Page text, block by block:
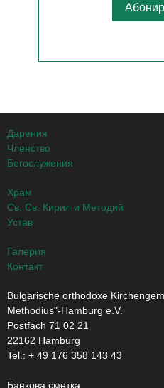
Дарения
Членство
Богослужения
Храм
Св. Св. Кирил и Методий
Устав
Галерия
Контакт
Bulgarische orthodoxe
Methodius"-Hamburg e.V.
Postfach 71 02 21
22162 Hamburg
Tel.: + ‭49 176 358 143 43‬
Банкова сметка